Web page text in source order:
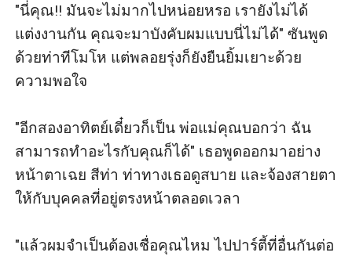
"นี่คุณ!! มันจะไม่มากไปหน่อยหรอ เรายังไม่ได้
แต่งงานกัน คุณจะมาบังคับผมแบบนี่ไม่ได้" ซันพูด
ด้วยท่าทีโมโห แต่พลอยรุ่งก็ยังยืนยิ้มเยาะด้วย
ความพอใจ
"อีกสองอาทิตย์เดี๋ยวก็เป็น พ่อแม่คุณบอกว่า ฉัน
สามารถทำอะไรกับคุณก็ได้" เธอพูดออกมาอย่าง
หน้าตาเฉย สีท่า ท่าทางเธอดูสบาย และจ้องสายตา
ให้กับบุคคลที่อยู่ตรงหน้าตลอดเวลา
"แล้วผมจำเป็นต้องเชื่อคุณไหม ไปปาร์ตี้ที่อื่นกันต่อ